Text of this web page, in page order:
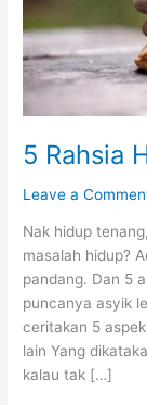
5 Rahsia
Leave a
Nak hidup
masalah hidup?
pandang. Dan 5
puncanya asyik
ceritakan 5
lain Yang
kalau tak […]